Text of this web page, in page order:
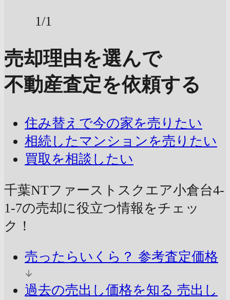
1/1
売却理由を選んで
不動産査定を依頼する
住み替えで今の家を売りたい
相続したマンションを売りたい
買取を相談したい
千葉NTファーストスクエア小倉台4-
1-7の売却に役立つ情報をチェッ
ク！
売ったらいくら？ 参考査定価格
過去の売出し価格を知る 売出し